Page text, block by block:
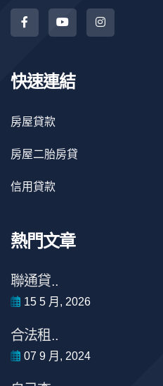
快速連結
房屋貸款
房屋二胎房貸
信用貸款
熱門文章
聯通貸..
15 5 月, 2026
合法租..
07 9 月, 2024